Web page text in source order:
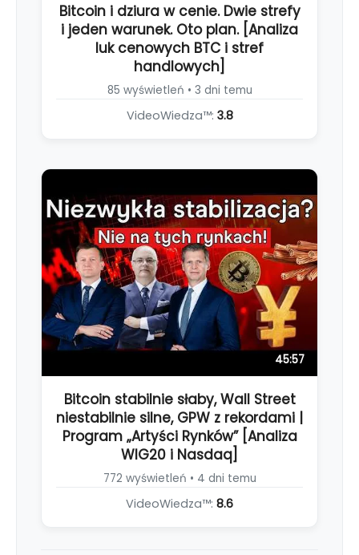
Bitcoin i dziura w cenie. Dwie strefy
i jeden warunek. Oto plan. [Analiza
luk cenowych BTC i stref
handlowych]
85 wyświetleń • 3 dni temu
VideoWiedza™: 3.8
45:57
Bitcoin stabilnie słaby, Wall Street
niestabilnie silne, GPW z rekordami |
Program „Artyści Rynków” [Analiza
WIG20 i Nasdaq]
772 wyświetleń • 4 dni temu
VideoWiedza™: 8.6